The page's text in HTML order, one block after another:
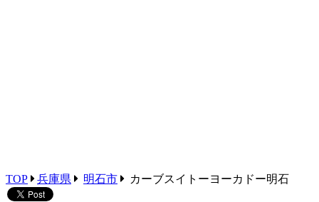
TOP 兵庫県 明石市 カーブスイトーヨーカドー明石